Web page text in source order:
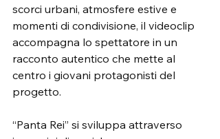
scorci urbani, atmosfere estive e
momenti di condivisione, il videoclip
accompagna lo spettatore in un
racconto autentico che mette al
centro i giovani protagonisti del
progetto.
“Panta Rei” si sviluppa attraverso